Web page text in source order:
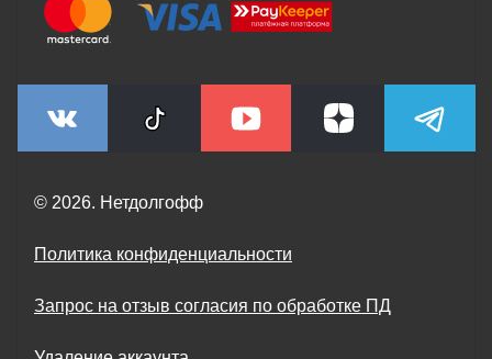
© 2026. Нетдолгофф
Политика конфиденциальности
Запрос на отзыв согласия по обработке ПД